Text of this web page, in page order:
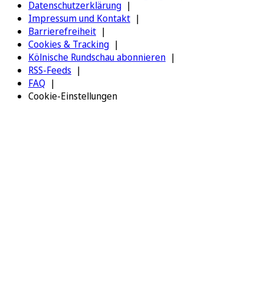
Datenschutzerklärung
Impressum und Kontakt
Barrierefreiheit
Cookies & Tracking
Kölnische Rundschau abonnieren
RSS-Feeds
FAQ
Cookie-Einstellungen